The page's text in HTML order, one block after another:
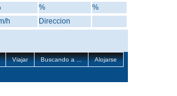
%
%
h Direccion
Viajar Buscando a ... Alojarse